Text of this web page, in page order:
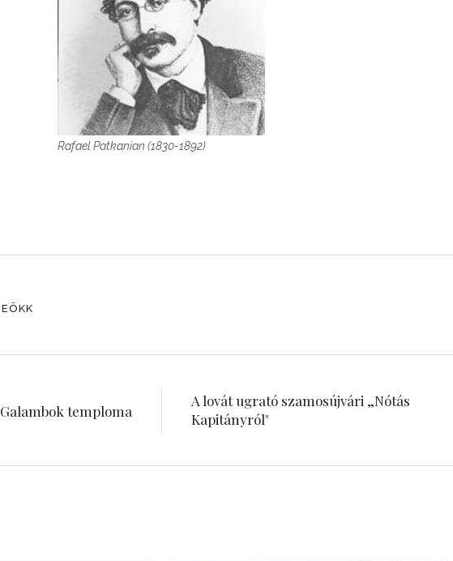
Rafael Patkanian (1830-1892)
EÖKK
Galambok temploma
A lovát ugrató szamosújvári „Nótás
Kapitányról"